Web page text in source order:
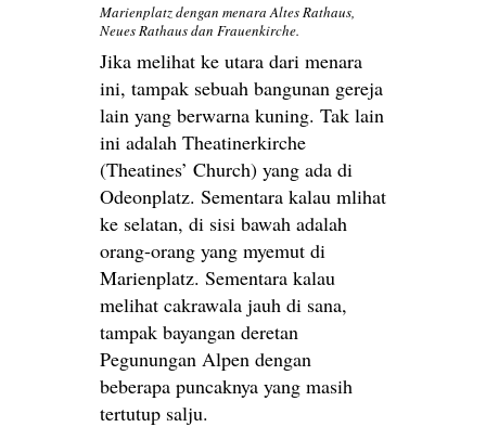
Marienplatz dengan menara Altes Rathaus,
Neues Rathaus dan Frauenkirche.
Jika melihat ke utara dari menara
ini, tampak sebuah bangunan gereja
lain yang berwarna kuning. Tak lain
ini adalah Theatinerkirche
(Theatines’ Church) yang ada di
Odeonplatz. Sementara kalau mlihat
ke selatan, di sisi bawah adalah
orang-orang yang myemut di
Marienplatz. Sementara kalau
melihat cakrawala jauh di sana,
tampak bayangan deretan
Pegunungan Alpen dengan
beberapa puncaknya yang masih
tertutup salju.